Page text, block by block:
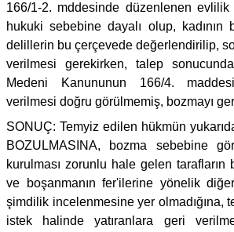
166/1-2. mddesinde düzenlenen evlilik
hukuki sebebine dayalı olup, kadının
delillerin bu çerçevede değerlendirilip,
verilmesi gerekirken, talep
Medeni Kanununun 166/4.
verilmesi doğru görülmemiş, bozmayı
SONUÇ: Temyiz edilen hükmün
BOZULMASINA, bozma sebebine
kurulması zorunlu hale gelen tarafların
ve boşanmanın fer'ilerine yönelik
şimdilik incelenmesine yer olmadığına,
istek halinde yatıranlara geri